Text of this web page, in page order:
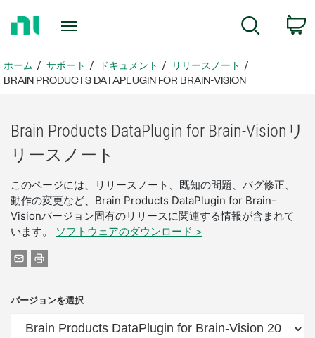
ペ
ー
ホーム サポート ドキュメント
リリースノート
BRAIN PRODUCTS DATAPLUGIN FOR BRAIN-VISION
Brain Products DataPlugin for Brain-Vision リ
リース ノート
このページには、リリースノート、既知の問題、バグ修正、
動作の変更など、Brain Products DataPlugin for Brain-
Visionバージョン固有のリリースに関連する情報が含まれて
います。
ソフトウェアのダウンロード >
バージョンを選択